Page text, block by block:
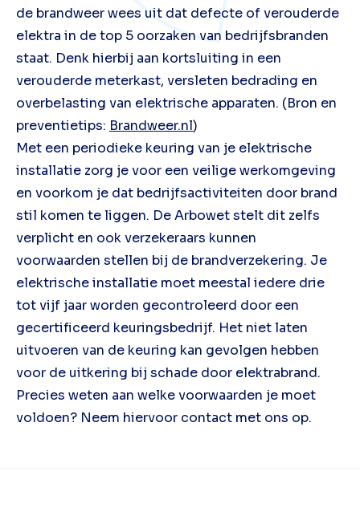
de brandweer wees uit dat defecte of verouderde
elektra in de top 5 oorzaken van bedrijfsbranden
staat. Denk hierbij aan kortsluiting in een
verouderde meterkast, versleten bedrading en
overbelasting van elektrische apparaten. (Bron en
preventietips: Brandweer.nl)
Met een periodieke keuring van je elektrische
installatie zorg je voor een veilige werkomgeving
en voorkom je dat bedrijfsactiviteiten door brand
stil komen te liggen. De Arbowet stelt dit zelfs
verplicht en ook verzekeraars kunnen
voorwaarden stellen bij de brandverzekering. Je
elektrische installatie moet meestal iedere drie
tot vijf jaar worden gecontroleerd door een
gecertificeerd keuringsbedrijf. Het niet laten
uitvoeren van de keuring kan gevolgen hebben
voor de uitkering bij schade door elektrabrand.
Precies weten aan welke voorwaarden je moet
voldoen? Neem hiervoor contact met ons op.